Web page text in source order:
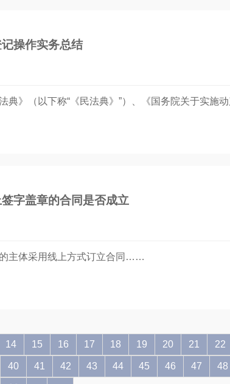
操作实务总结
典》（以下称“《民法典》”）、《国务院关于实施
字盖章的合同是否成立
主体采用线上方式订立合同……
14 15 16 17 18 19 20 21 22
40 41 42 43 44 45 46 47 48